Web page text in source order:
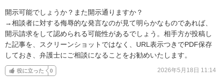
開示可能でしょうか？また開示通りますか？
→相談者に対する侮辱的な発言なのが見て明らかなものであれば、
開示請求をして認められる可能性があるでしょう。相手方が投稿し
た記事を、スクリーンショットではなく、URL表示つきでPDF保存
しておき、弁護士にご相談になることをお勧めいたします。
役に立った 0 2026年5月18日 11:14